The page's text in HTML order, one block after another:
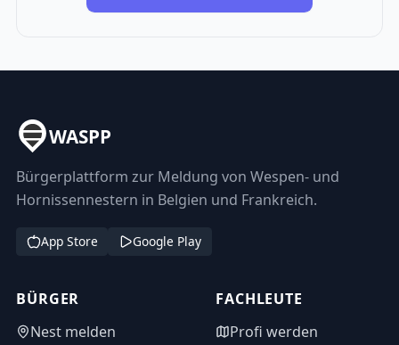
WASPP
Bürgerplattform zur Meldung von Wespen- und
Hornissennestern in Belgien und Frankreich.
App Store Google Play
BÜRGER
Nest melden
FACHLEUTE
Profi werden